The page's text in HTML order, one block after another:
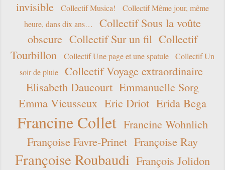
invisible
Collectif Musica!
Collectif Même jour, même
heure, dans dix ans…
Collectif Sous la voûte
obscure Collectif Sur un fil Collectif
Tourbillon
Collectif Une page et une spatule
Collectif Un
soir de pluie
Collectif Voyage extraordinaire
Elisabeth Daucourt Emmanuelle Sorg
Emma Vieusseux Eric Driot Erida Bega
Francine Collet Francine Wohnlich
Françoise Favre-Prinet Françoise Ray
Françoise Roubaudi François Jolidon